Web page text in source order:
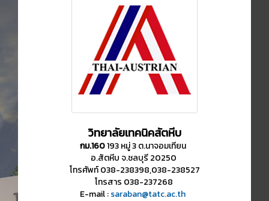
วิทยาลัยเทคนิคสัตหีบ
กม.160193 หมู่ 3 ต.นาจอมเทียน
อ.สัตหีบ จ.ชลบุรี 20250
โทรศัพท์ 038-238398,038-238527
โทรสาร 038-237268
E-mail :saraban@tatc.ac.th